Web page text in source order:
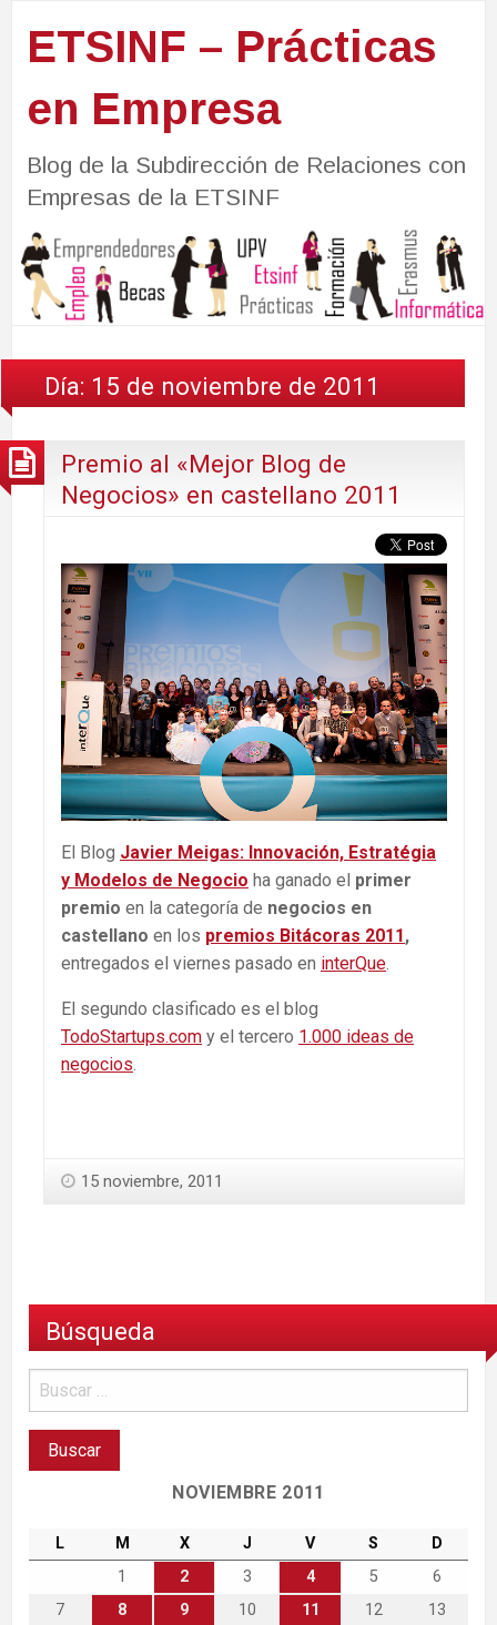
ETSINF – Prácticas
en Empresa
Blog de la Subdirección de Relaciones con
Empresas de la ETSINF
Día: 15 de noviembre de 2011
Premio al «Mejor Blog de
Negocios» en castellano 2011
El Blog Javier Meigas: Innovación, Estratégia
y Modelos de Negocio ha ganado el primer
premio en la categoría de negocios en
castellano en los premios Bitácoras 2011,
entregados el viernes pasado en interQue.
El segundo clasificado es el blog
TodoStartups.com y el tercero 1.000 ideas de
negocios.
15 noviembre, 2011
Búsqueda
NOVIEMBRE 2011
L M X J V S
D
1
2 3 4 5
6
7
8 9 10 11 12
13